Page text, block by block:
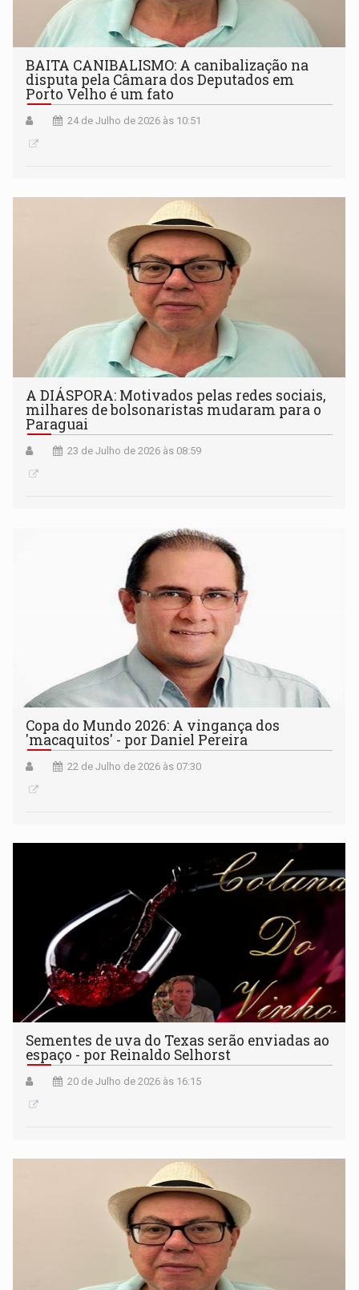
BAITA CANIBALISMO: A canibalização na
disputa pela Câmara dos Deputados em
Porto Velho é um fato
24 de Julho de 2026 às 10:51
A DIÁSPORA: Motivados pelas redes sociais,
milhares de bolsonaristas mudaram para o
Paraguai
23 de Julho de 2026 às 08:59
Copa do Mundo 2026: A vingança dos
'macaquitos' - por Daniel Pereira
22 de Julho de 2026 às 07:30
Sementes de uva do Texas serão enviadas ao
espaço - por Reinaldo Selhorst
20 de Julho de 2026 às 16:15